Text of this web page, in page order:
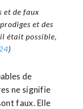
et de faux
et des
était possible,
)
de
ne signifie
faux. Elle